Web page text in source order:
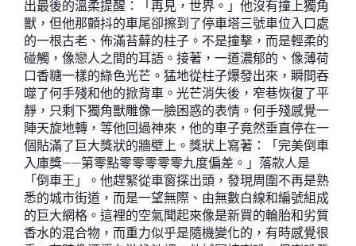
出最後的溫柔提醒：「再見，世界。」他沒有撞上獨角
獸，但他那顫抖的車尾卻擦到了停車塔三號車位入口處
的一根古老、佈滿苔蘚的柱子。不是撞擊，而是輕柔的
碰觸，像戀人之間的耳語。接著，一道濃郁的、像薄荷
口香糖一樣的綠色光芒。猛地從柱子爆發出來，瞬間吞
噬了何手殘和他的掀背車。光芒消失後，窄巷恢復了平
靜，只剩下獨角獸雕像一臉困惑的表情。何手殘感覺一
陣天旋地轉，等他回過神來，他的車子竟然垂直停在一
個貼滿了巨大獎狀的牆壁上。獎狀上寫著：「完美倒車
入庫獎——第零點零零零零零九度偏差。」落款人是
「倒車王」。他趕緊從車窗探出頭，發現周圍不再是熟
悉的城市街道，而是一望無際、由無數白線和編號組成
的巨大網格。這裡的空氣聞起來像是新買的輪胎和劣質
香水的混合物，而重力似乎是隨機變化的，有時感覺很